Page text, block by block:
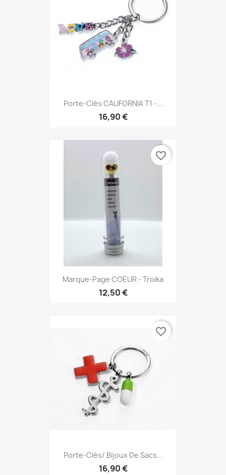
Porte-Clés CALIFORNIA T1 -...
16,90 €
Marque-Page COEUR - Troika
12,50 €
favorite_border
Porte-Clés/ Bijoux De Sacs...
16,90 €
favorite_border